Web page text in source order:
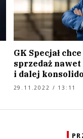
GK Specjał
sprzedaż
i dalej
29.11.2022 / 13:11